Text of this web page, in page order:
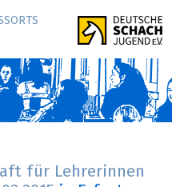
für Lehrerinnen